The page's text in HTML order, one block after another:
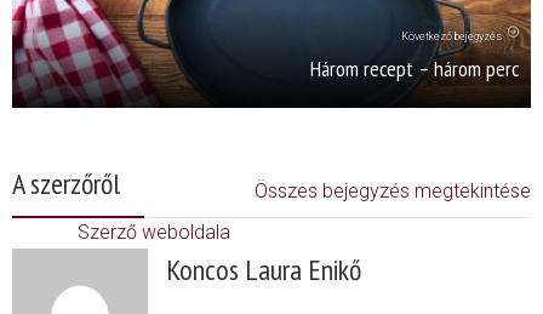
Következő bejegyzés
Három recept – három perc
A szerzőről
Összes bejegyzés megtekintése
Szerző weboldala
Koncos Laura Enikő